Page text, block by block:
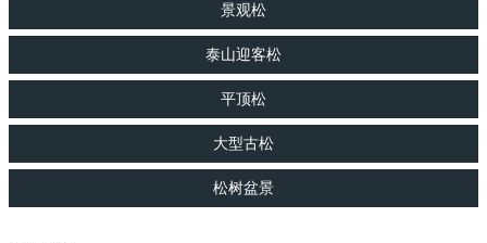
景观松
泰山迎客松
平顶松
大型古松
松树盆景